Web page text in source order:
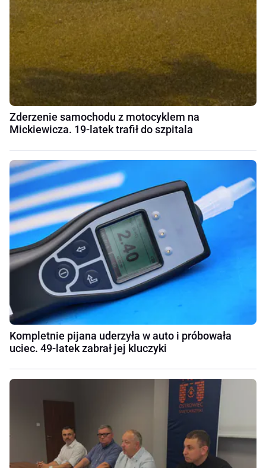
Zderzenie samochodu z motocyklem na
Mickiewicza. 19-latek trafił do szpitala
Kompletnie pijana uderzyła w auto i próbowała
uciec. 49-latek zabrał jej kluczyki